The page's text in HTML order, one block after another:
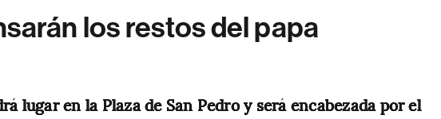
los restos del papa
lugar en la Plaza de San Pedro y será encabezada por el